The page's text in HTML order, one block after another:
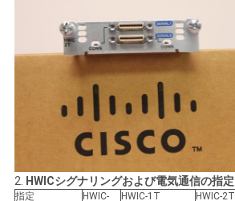
事
2. HWICシグナリングおよび電気通信の指定
指定 HWIC- HWIC-1T HWIC-2T